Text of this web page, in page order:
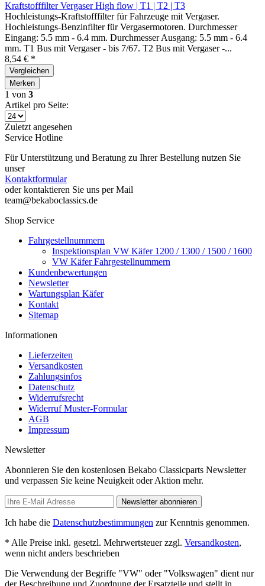
Kraftstofffilter Vergaser High flow | T1 | T2 | T3
Hochleistungs-Kraftstofffilter für Fahrzeuge mit Vergaser.
Hochleistungs-Benzinfilter für Vergasermotoren. Durchmesser
Eingang: 5.5 mm - 6.4 mm. Durchmesser Ausgang: 5.5 mm - 6.4
mm. T1 Bus mit Vergaser - bis 7/67. T2 Bus mit Vergaser -...
8,54 € *
Vergleichen
Merken
1 von 3
Artikel pro Seite:
Zuletzt angesehen
Service Hotline
Für Unterstützung und Beratung zu Ihrer Bestellung nutzen Sie
unser
Kontaktformular
oder kontaktieren Sie uns per Mail
team@bekaboclassics.de
Shop Service
Fahrgestellnummern
Inspektionsplan VW Käfer 1200 / 1300 / 1500 / 1600
VW Käfer Fahrgestellnummern
Kundenbewertungen
Newsletter
Wartungsplan Käfer
Kontakt
Sitemap
Informationen
Lieferzeiten
Versandkosten
Zahlungsinfos
Datenschutz
Widerrufsrecht
Widerruf Muster-Formular
AGB
Impressum
Newsletter
Abonnieren Sie den kostenlosen Bekabo Classicparts Newsletter
und verpassen Sie keine Neuigkeit oder Aktion mehr.
Newsletter abonnieren
Ich habe die Datenschutzbestimmungen zur Kenntnis genommen.
* Alle Preise inkl. gesetzl. Mehrwertsteuer zzgl. Versandkosten,
wenn nicht anders beschrieben
Die Verwendung der Begriffe "VW" oder "Volkswagen" dient nur
der Beschreibung und Zuordnung der Ersatzteile und stellt in